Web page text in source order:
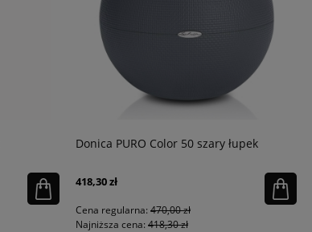
Donica PURO Color 50 szary łupek
418,30 zł
Cena regularna: 470,00 zł
Najniższa cena: 418,30 zł